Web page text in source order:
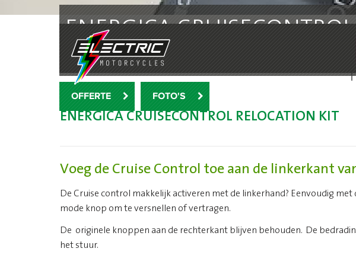
ENERGICA
€ 199,-
OFFERTE FOTO'S
Je bevindt je hier:
ENERGICA CRUISECONTROL RELOCATION KIT
Voeg de Cruise Control toe aan de linkerkant
De Cruise control makkelijk activeren met de linkerhand? Eenvoudig
mode knop om te versnellen of vertragen.
De originele knoppen aan de rechterkant blijven behouden. De
het stuur.